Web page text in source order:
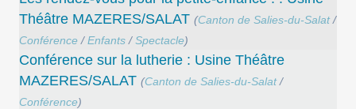
Théâtre MAZERES/SALAT (Canton de Salies-du-Salat/
Conférence /Enfants /Spectacle)
Conférence sur la lutherie : Usine Théâtre
MAZERES/SALAT (Canton de Salies-du-Salat/
Conférence)